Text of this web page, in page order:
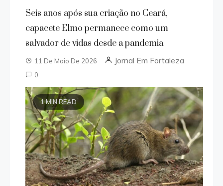
Seis anos após sua criação no Ceará,
capacete Elmo permanece como um
salvador de vidas desde a pandemia
11 De Maio De 2026 Jornal Em Fortaleza
0
1 MIN READ